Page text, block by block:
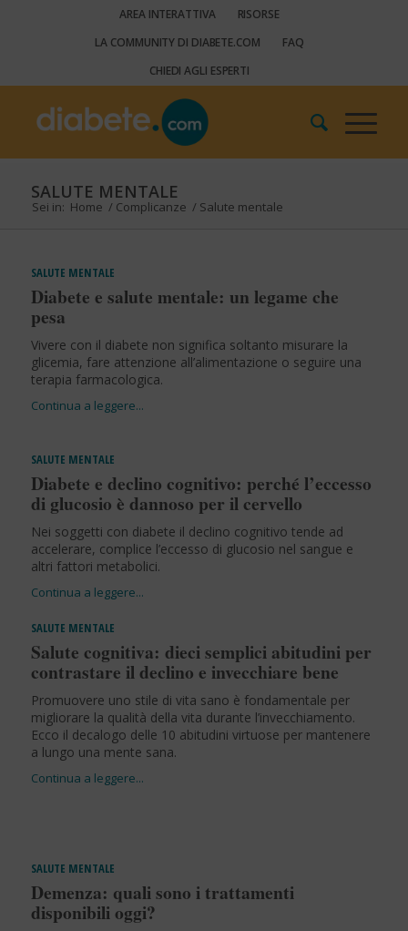
AREA INTERATTIVA
RISORSE
LA COMMUNITY DI DIABETE.COM
FAQ
CHIEDI AGLI ESPERTI
SALUTE MENTALE
Sei in: Home / Complicanze / Salute mentale
SALUTE MENTALE
Diabete e salute mentale: un legame che
pesa
Vivere con il diabete non significa soltanto misurare la
glicemia, fare attenzione all’alimentazione o seguire una
terapia farmacologica.
SALUTE MENTALE
Diabete e declino cognitivo: perché l’eccesso
di glucosio è dannoso per il cervello
Nei soggetti con diabete il declino cognitivo tende ad
accelerare, complice l’eccesso di glucosio nel sangue e
altri fattori metabolici.
SALUTE MENTALE
Salute cognitiva: dieci semplici abitudini per
contrastare il declino e invecchiare bene
Promuovere uno stile di vita sano è fondamentale per
migliorare la qualità della vita durante l’invecchiamento.
Ecco il decalogo delle 10 abitudini virtuose per mantenere
a lungo una mente sana.
SALUTE MENTALE
Demenza: quali sono i trattamenti
disponibili oggi?